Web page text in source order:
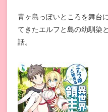
青ヶ島っぽいところを舞台
てきたエルフと島の幼馴染
話。